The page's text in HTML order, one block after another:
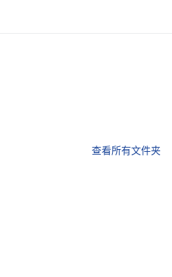
查看所有文件夹